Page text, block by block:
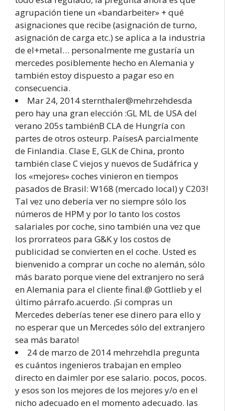
agrupación tiene un «bandarbeiter» + qué
asignaciones que recibe (asignación de turno,
asignación de carga etc.) se aplica a la industria
de el+metal… personalmente me gustaría un
mercedes posiblemente hecho en Alemania y
también estoy dispuesto a pagar eso en
consecuencia.
Mar 24, 2014 sternthaler@mehrzehdesda
pero hay una gran elección :GL ML de USA del
verano 205s tambiénB CLA de Hungría con
partes de otros osteurp. PaísesA parcialmente
de Finlandia. Clase E, GLK de China, pronto
también clase C viejos y nuevos de Sudáfrica y
los «mejores» coches vinieron en tiempos
pasados de Brasil: W168 (mercado local) y C203!
Tal vez uno debería ver no siempre sólo los
números de HPM y por lo tanto los costos
salariales por coche, sino también una vez que
los prorrateos para G&K y los costos de
publicidad se convierten en el coche. Usted es
bienvenido a comprar un coche no alemán, sólo
más barato porque viene del extranjero no será
en Alemania para el cliente final.@ Gottlieb y el
último párrafo.acuerdo. ¡Si compras un
Mercedes deberías tener ese dinero para ello y
no esperar que un Mercedes sólo del extranjero
sea más barato!
24 de marzo de 2014 mehrzehdla pregunta
es cuántos ingenieros trabajan en empleo
directo en daimler por ese salario. pocos, pocos.
y esos son los mejores de los mejores y/o en el
nicho adecuado en el momento adecuado. las